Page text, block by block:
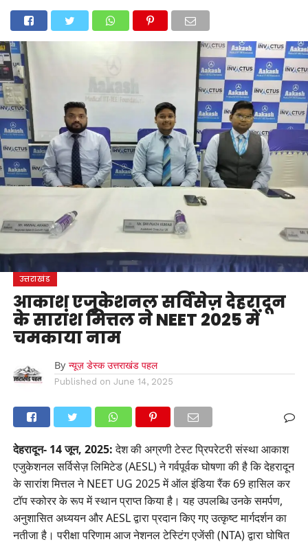
उत्तराखंड चमोलीटिहरी गढ़वाल
देहरादून
रुद्रप्रयागहरिद्वारदेशदुनिया
मनोरंजन
उत्तराखंड
आकाश एजुकेशनल सर्विसेज़ देहरादून
के सारांश मित्तल ने NEET 2025 में
चमकाया नाम
By न्यूज़ डेस्क उत्तराखंड पहल
Published on June 14, 2025
देहरादून- 14 जून, 2025:देश की अग्रणी टेस्ट प्रिपरेटरी संस्था आकाश
एजुकेशनल सर्विसेज़ लिमिटेड (AESL) ने गर्वपूर्वक घोषणा की है कि देहरादून
के सारांश मित्तल ने NEET UG 2025 में ऑल इंडिया रैंक 69 हासिल कर
टॉप स्कोरर के रूप में स्थान प्राप्त किया है। यह उपलब्धि उनके समर्पण,
अनुशासित अध्ययन और AESL द्वारा प्रदान किए गए उत्कृष्ट मार्गदर्शन का
नतीजा है। परीक्षा परिणाम आज नेशनल टेस्टिंग एजेंसी (NTA) द्वारा घोषित